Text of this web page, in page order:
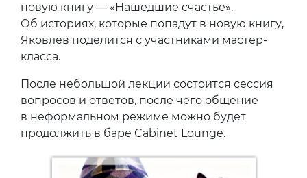
новую книгу — «Нашедшие счастье».
Об историях, которые попадут в новую книгу,
Яковлев поделится с участниками мастер-
класса.
После небольшой лекции состоится сессия
вопросов и ответов, после чего общение
в неформальном режиме можно будет
продолжить в баре Cabinet Lounge.